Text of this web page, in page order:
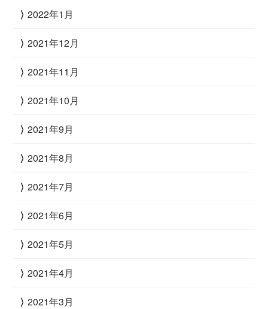
2022年1月
2021年12月
2021年11月
2021年10月
2021年9月
2021年8月
2021年7月
2021年6月
2021年5月
2021年4月
2021年3月